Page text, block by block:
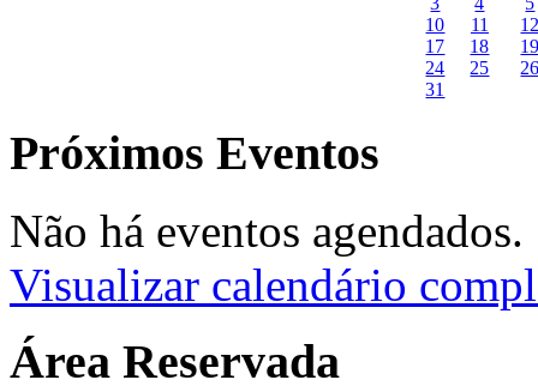
10
11
17
18
24
25
31
Próximos Eventos
Não há eventos agendados.
Visualizar calendário
Área Reservada